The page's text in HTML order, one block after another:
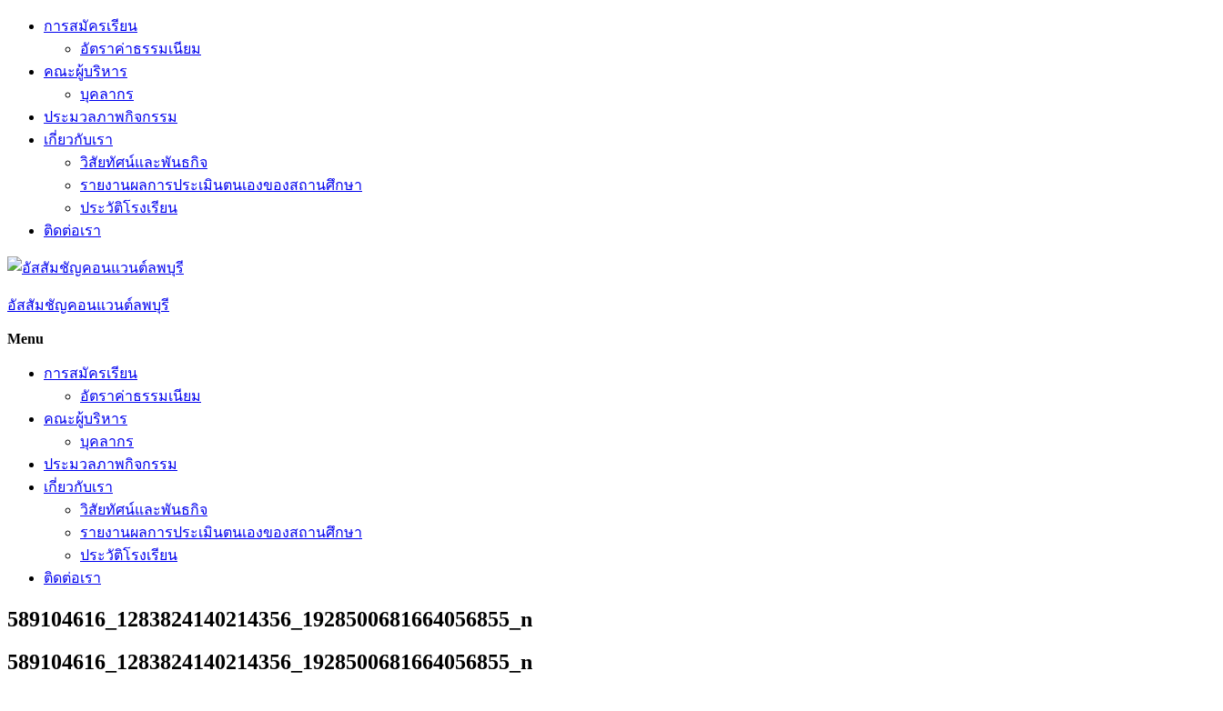
Skip
การสมัครเรียน
อัตราค่าธรรมเนียม
คณะผู้บริหาร
บุคลากร
ประมวลภาพกิจกรรม
เกี่ยวกับเรา
วิสัยทัศน์และพันธกิจ
รายงานผลการประเมินตนเองของสถานศึกษา
ประวัติโรงเรียน
ติดต่อเรา
อัสสัมชัญคอนแวนต์ลพบุรี
Menu
การสมัครเรียน
อัตราค่าธรรมเนียม
คณะผู้บริหาร
บุคลากร
ประมวลภาพกิจกรรม
เกี่ยวกับเรา
วิสัยทัศน์และพันธกิจ
รายงานผลการประเมินตนเองของสถานศึกษา
ประวัติโรงเรียน
ติดต่อเรา
589104616_1283824140214356_1928500681664056855_n
589104616_1283824140214356_1928500681664056855_n